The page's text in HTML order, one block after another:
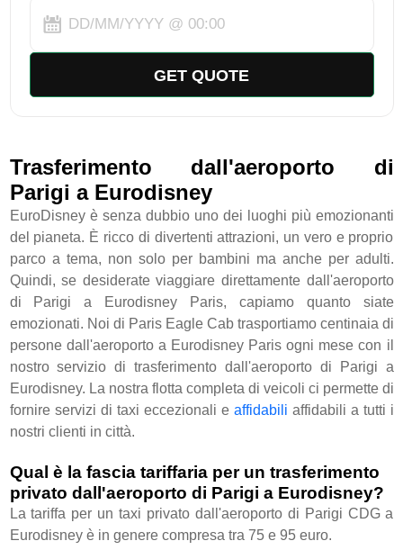
GET QUOTE
Trasferimento dall'aeroporto di
Parigi a Eurodisney
EuroDisney è senza dubbio uno dei luoghi più emozionanti
del pianeta. È ricco di divertenti attrazioni, un vero e proprio
parco a tema, non solo per bambini ma anche per adulti.
Quindi, se desiderate viaggiare direttamente dall'aeroporto
di Parigi a Eurodisney Paris, capiamo quanto siate
emozionati. Noi di Paris Eagle Cab trasportiamo centinaia di
persone dall'aeroporto a Eurodisney Paris ogni mese con il
nostro servizio di trasferimento dall'aeroporto di Parigi a
Eurodisney. La nostra flotta completa di veicoli ci permette di
fornire servizi di taxi eccezionali e affidabili affidabili a tutti i
nostri clienti in città.
Qual è la fascia tariffaria per un trasferimento
privato dall'aeroporto di Parigi a Eurodisney?
La tariffa per un taxi privato dall'aeroporto di Parigi CDG a
Eurodisney è in genere compresa tra 75 e 95 euro.